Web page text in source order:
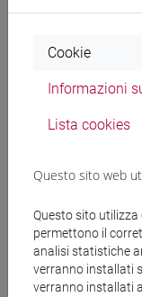
Treviso, Unione
Comune di
condividi su:
Cookie
Informazioni
Lista cookies
Questo sito web
Questo sito utilizza
permettono il
analisi statistiche
verranno installati
verranno installati